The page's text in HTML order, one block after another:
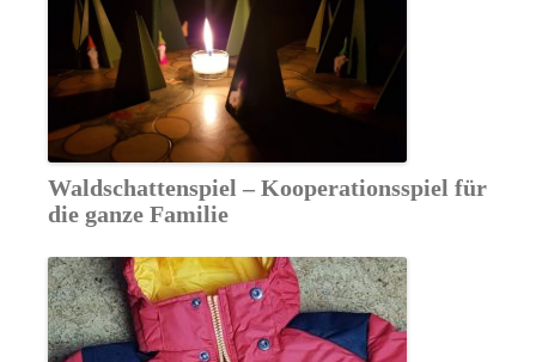
Waldschattenspiel – Kooperationsspiel für
die ganze Familie